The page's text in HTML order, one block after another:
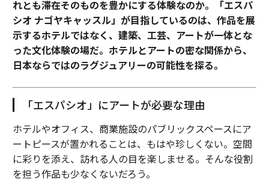
れとも滞在そのものを豊かにする体験なのか。「エスパ
シオ ナゴヤキャッスル」が目指しているのは、作品を展
示するホテルではなく、建築、工芸、アートが一体とな
った文化体験の場だ。ホテルとアートの密な関係から、
日本ならではのラグジュアリーの可能性を探る。
「エスパシオ」にアートが必要な理由
ホテルやオフィス、商業施設のパブリックスペースにア
ートピースが置かれることは、もはや珍しくない。空間
に彩りを添え、訪れる人の目を楽しませる。そんな役割
を担う作品も少なくないだろう。